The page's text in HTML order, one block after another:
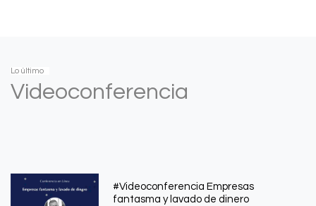
Lo último
Videoconferencia
#Videoconferencia Empresas
fantasma y lavado de dinero